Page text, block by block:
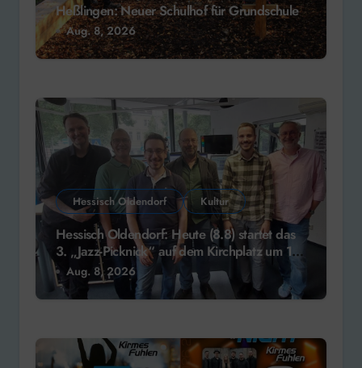
Heßlingen: Neuer Schulhof für Grundschule
Aug. 8, 2026
Hessisch Oldendorf Kultur
Hessisch Oldendorf: Heute (8.8) startet das
3. „Jazz-Picknick“ auf dem Kirchplatz um 13
UhrAug. 8, 2026